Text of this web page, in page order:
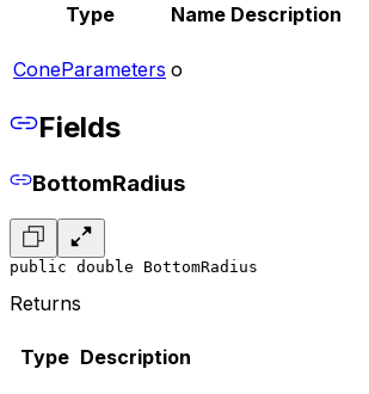
Type Name Description
ConeParameters o
Fields
BottomRadius
public double BottomRadius
Returns
Type Description